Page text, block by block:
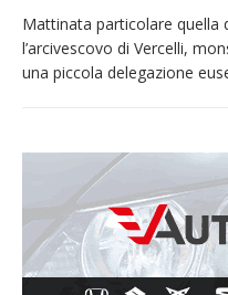
Mattinata particolare quella
l’arcivescovo di Vercelli,
una piccola delegazione